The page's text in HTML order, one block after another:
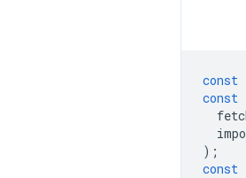
const
const
);
const